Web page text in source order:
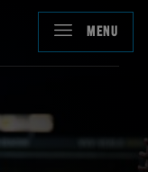
MENU